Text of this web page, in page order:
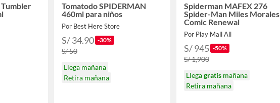
Tumbler
Tomatodo SPIDERMAN
460ml para niños
Por Best Here Store
S/ 34.90 -30%
S/ 50
Llega mañana
Retira mañana
Spiderman MAFEX 276
Spider-Man Miles Morales
Comic Renewal
Por Play Mall All
S/ 945 -50%
S/ 1,900
Llegagratis mañana
Retira mañana